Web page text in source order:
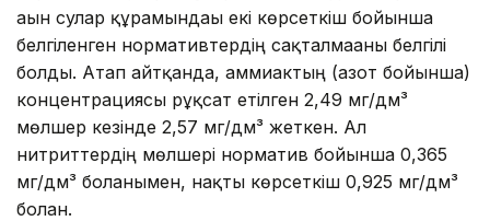
ағын сулар құрамындағы екі көрсеткіш бойынша
белгіленген нормативтердің сақталмағаны белгілі
болды. Атап айтқанда, аммиактың (азот бойынша)
концентрациясы рұқсат етілген 2,49 мг/дм³
мөлшер кезінде 2,57 мг/дм³ жеткен. Ал
нитриттердің мөлшері норматив бойынша 0,365
мг/дм³ болғанымен, нақты көрсеткіш 0,925 мг/дм³
болған.